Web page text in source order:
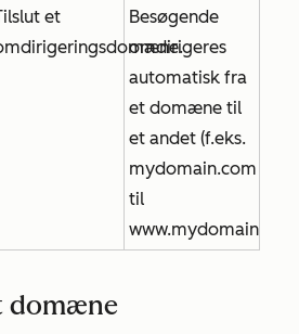
et
Besøgende
omdirigeres
automatisk fra
et domæne til
et andet (f.eks.
mydomain.com
til
www.mydomain.com
domæne